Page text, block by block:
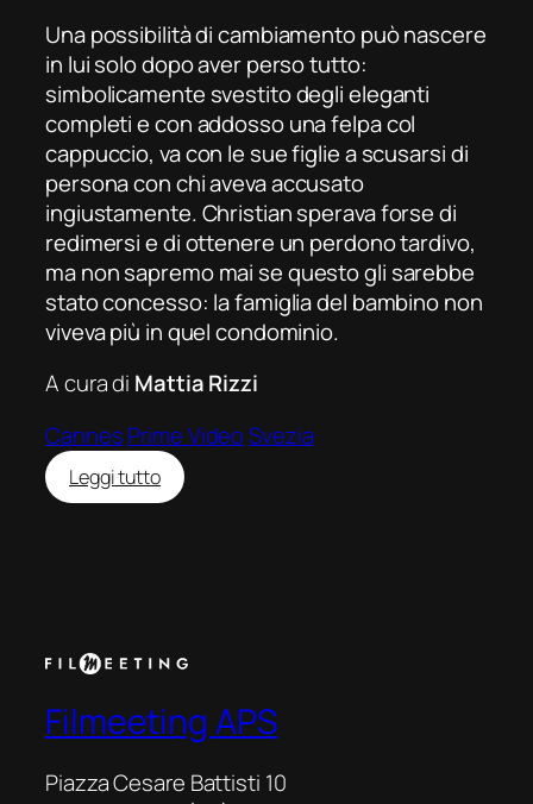
Una possibilità di cambiamento può nascere
in lui solo dopo aver perso tutto:
simbolicamente svestito degli eleganti
completi e con addosso una felpa col
cappuccio, va con le sue figlie a scusarsi di
persona con chi aveva accusato
ingiustamente. Christian sperava forse di
redimersi e di ottenere un perdono tardivo,
ma non sapremo mai se questo gli sarebbe
stato concesso: la famiglia del bambino non
viveva più in quel condominio.
A cura di Mattia Rizzi
CannesPrime VideoSvezia
Leggi tutto:
The
Filmeeting APS
Piazza Cesare Battisti 10